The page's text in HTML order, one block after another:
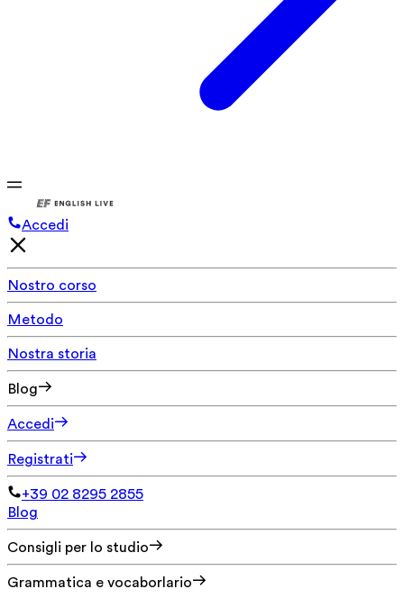
Accedi
Nostro corso
Metodo
Nostra storia
Blog
Accedi
Registrati
+39 02 8295 2855
Blog
Consigli per lo studio
Grammatica e vocaborlario